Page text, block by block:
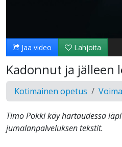
Jaa video Lahjoita
Kadonnut ja jälleen
Kotimainen opetus
Timo Pokki käy hartaudessa
jumalanpalveluksen tekstit.